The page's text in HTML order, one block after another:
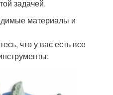
задачей.
материалы и
что у вас есть все